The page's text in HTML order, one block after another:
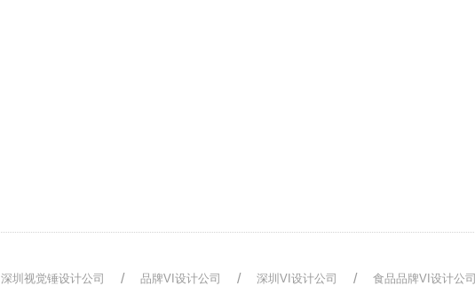
深圳视觉锤设计公司 品牌VI设计公司 深圳VI设计公司 食品品牌VI设计公司